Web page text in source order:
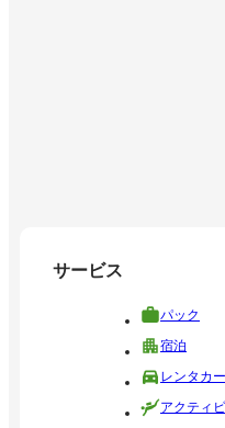
サービス
パック
宿泊
レンタカー
アクティ